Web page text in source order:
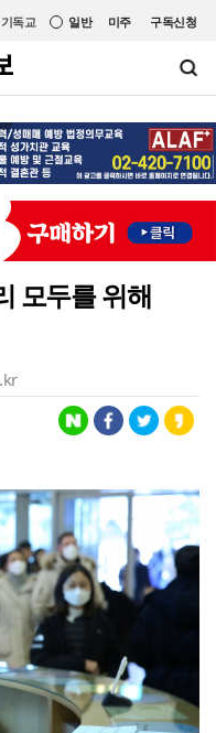
미주 구독신청
일반
기독교
모두를 위해